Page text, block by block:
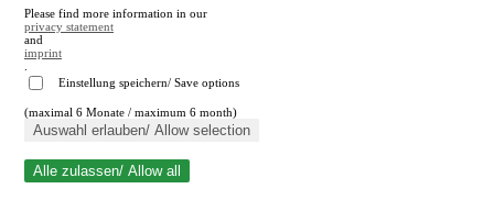
Suche schließen
Please find more information in our
privacy statement
and
imprint
Einstellung speichern/ Save options
(maximal 6 Monate / maximum 6 month)
Auswahl erlauben/ Allow selection
Alle zulassen/ Allow all